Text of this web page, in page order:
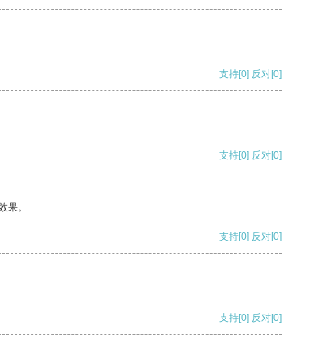
支持[0] 反对[0]
支持[0] 反对[0]
果。
支持[0] 反对[0]
支持[0] 反对[0]